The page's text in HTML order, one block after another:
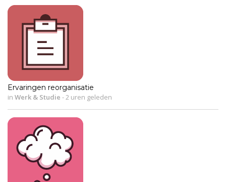
Ervaringen reorganisatie
in Werk & Studie -2 uren geleden